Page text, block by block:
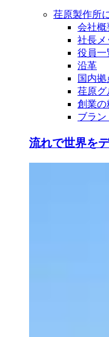
荏原製作所
会社概
社長メ
役員一
沿革
国内拠
荏原グ
創業の
ブラン
流れで世界を